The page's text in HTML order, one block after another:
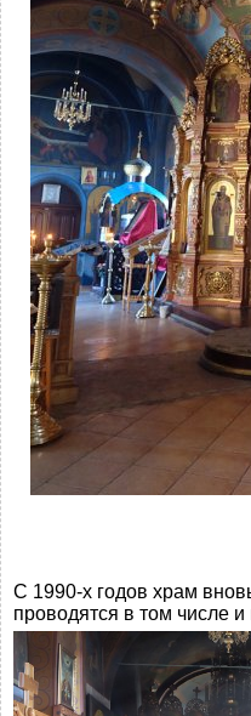
С 1990-х годов храм
проводятся в том числе